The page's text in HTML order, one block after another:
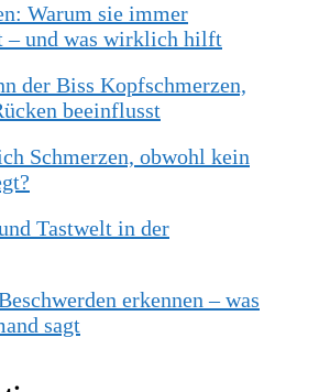
Warum sie immer
– und was wirklich hilft
der Biss Kopfschmerzen,
beeinflusst
Schmerzen, obwohl kein
Tastwelt in der
erkennen – was
sagt